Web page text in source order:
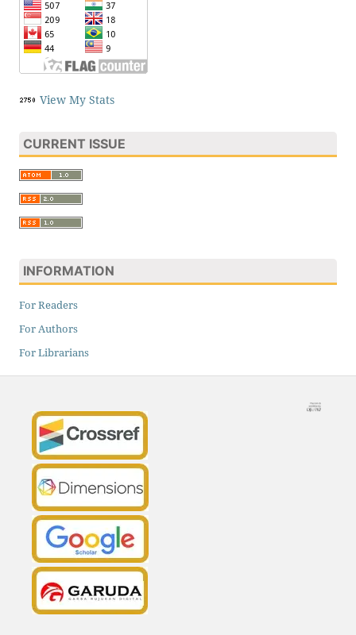
View My Stats
CURRENT ISSUE
INFORMATION
For Readers
For Authors
For Librarians